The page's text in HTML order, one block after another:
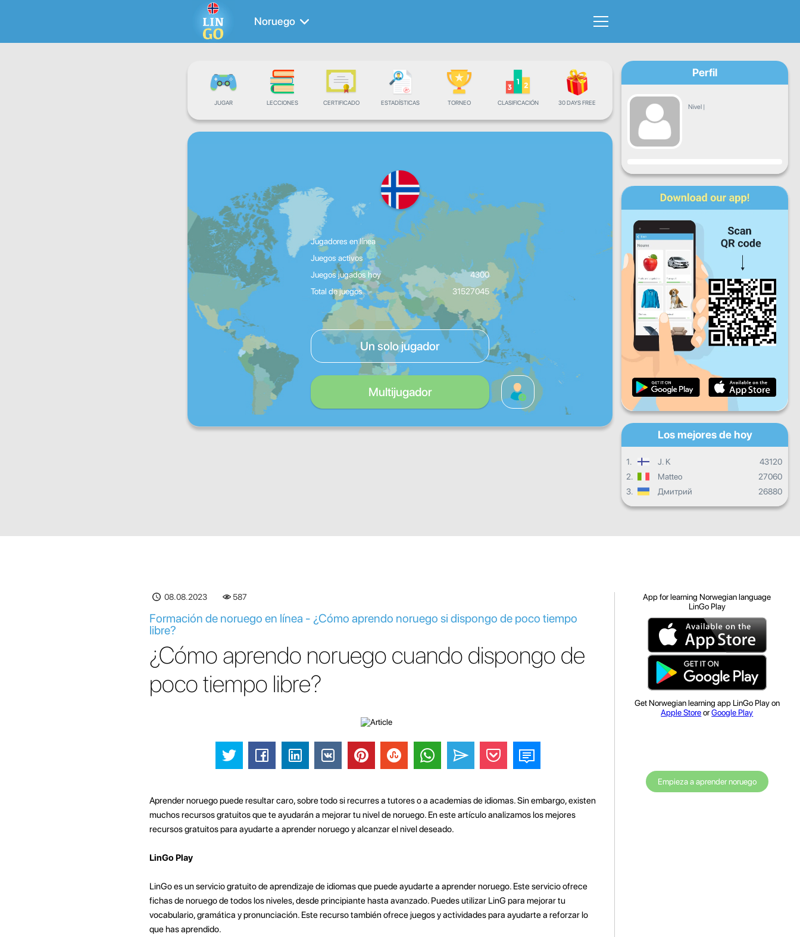
Noruego
JUGAR LECCIONES CERTIFICADO ESTADÍSTICAS TORNEO CLASIFICACIÓN 30 DAYS FREE
Jugadores en línea
Juegos activos
Juegos jugados hoy
4300
Total de juegos
31527045
Un solo jugador
Multijugador
Perfil
Nivel |
Progreso
Lun Mié Jue
Sáb Dom
Progreso diario
Progreso mensual
Progreso general
Los mejores de hoy
1. J. K
43120
2.
Matteo
27060
3.
Дмитрий 26880
08.08.2023 587
Formación de noruego en línea - ¿Cómo aprendo noruego si dispongo de poco tiempo
libre?
¿Cómo aprendo noruego cuando dispongo de
poco tiempo libre?
Aprender noruego puede resultar caro, sobre todo si recurres a tutores o a academias de idiomas. Sin embargo, existen
muchos recursos gratuitos que te ayudarán a mejorar tu nivel de noruego. En este artículo analizamos los mejores
recursos gratuitos para ayudarte a aprender noruego y alcanzar el nivel deseado.
LinGo Play
LinGo es un servicio gratuito de aprendizaje de idiomas que puede ayudarte a aprender noruego. Este servicio ofrece
fichas de noruego de todos los niveles, desde principiante hasta avanzado. Puedes utilizar LinG para mejorar tu
vocabulario, gramática y pronunciación. Este recurso también ofrece juegos y actividades para ayudarte a reforzar lo
que has aprendido.
App for learning Norwegian language
LinGo Play
Get Norwegian learning app LinGo Play on
Apple StoreorGoogle Play
Empieza a aprender noruego